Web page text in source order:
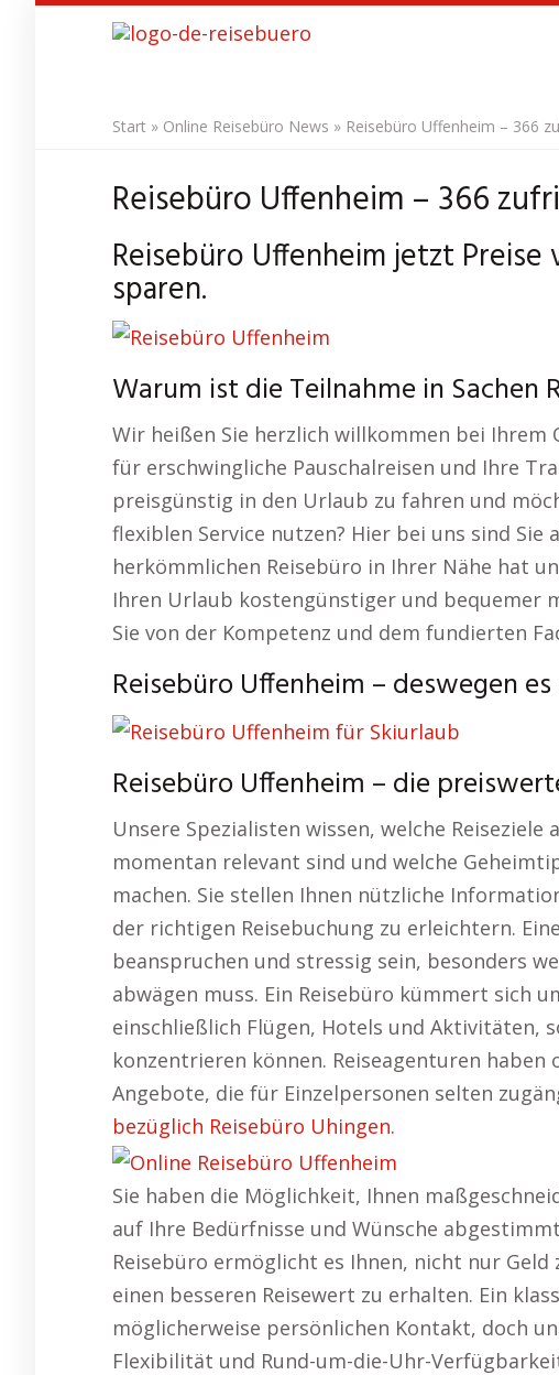
Start » Online Reisebüro News » Reisebüro Uffenheim – 366
Reisebüro Uffenheim – 366
Reisebüro Uffenheim jetzt
sparen.
Warum ist die Teilnahme in Sachen
Wir heißen Sie herzlich willkommen bei Ihrem
für erschwingliche Pauschalreisen und Ihre
preisgünstig in den Urlaub zu fahren und
flexiblen Service nutzen? Hier bei uns sind
herkömmlichen Reisebüro in Ihrer Nähe hat
Ihren Urlaub kostengünstiger und bequemer
Sie von der Kompetenz und dem fundierten
Reisebüro Uffenheim – deswegen
Reisebüro Uffenheim – die
Unsere Spezialisten wissen, welche
momentan relevant sind und welche
machen. Sie stellen Ihnen nützliche
der richtigen Reisebuchung zu erleichtern.
beanspruchen und stressig sein, besonders
abwägen muss. Ein Reisebüro kümmert sich
einschließlich Flügen, Hotels und Aktivitäten,
konzentrieren können. Reiseagenturen
Angebote, die für Einzelpersonen selten
bezüglich Reisebüro Uhingen.
Sie haben die Möglichkeit, Ihnen
auf Ihre Bedürfnisse und Wünsche
Reisebüro ermöglicht es Ihnen, nicht nur
einen besseren Reisewert zu erhalten. Ein
möglicherweise persönlichen Kontakt, doch
Flexibilität und Rund-um-die-Uhr-